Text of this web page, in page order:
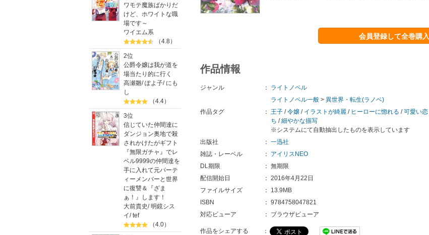
ワモテ魔族ばかりだ
けど、ホワイトな職
場です～
ワイエム系
（4.8）
2位
公爵令嬢は我が道を
場当たり的に行く
高瀬雛/ぽよ子/ にも
し
（4.4）
3位
信じていた仲間達に
ダンジョン奥地で殺
されかけたがギフト
『無限ガチャ』でレ
ベル9999の仲間達を
手に入れて元パーテ
ィーメンバーと世界
に復讐＆『ざま
ぁ！』します！
大前貴史/明鏡シス
イ/tef
（4.0）
会員登録して全巻購入
作品情報
ジャンル ：
ライトノベル
ライトノベル一般 > 異世界・転生(ラノベ)
作品タグ
： 王子 /令嬢 / イラストが綺麗 / ヒーローに惚れる /可愛い恋
ち /細やかな描写
※システムにて自動抽出したものを表示しています
出版社
： 一迅社
雑誌・レーベル
：
アイリスNEO
DL期限
： 無期限
配信開始日
： 2016年4月22日
ファイルサイズ
：
13.9MB
ISBN
： 9784758047821
対応ビューア
： ブラウザビューア
作品をシェアする ：